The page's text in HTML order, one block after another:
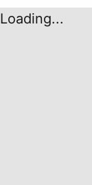
Loading...